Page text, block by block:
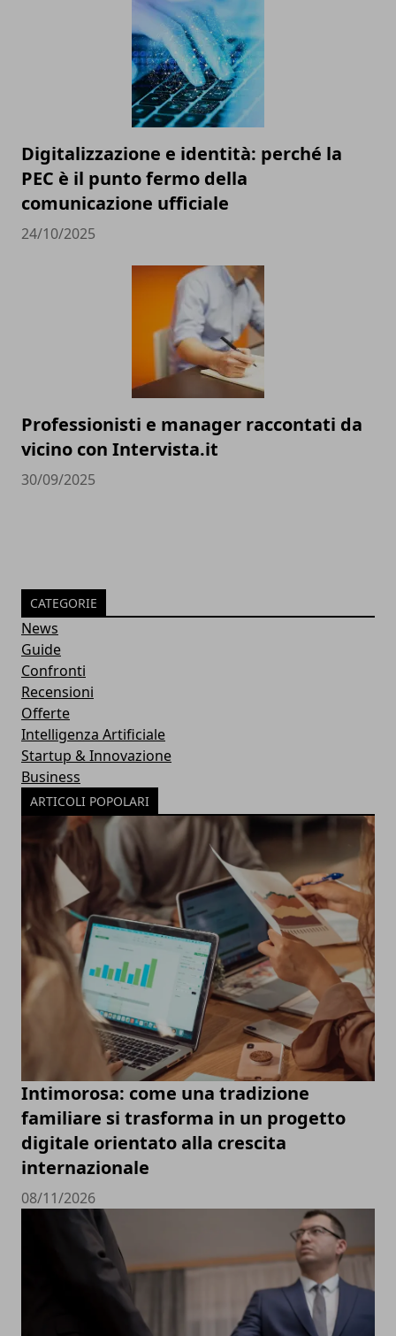
Digitalizzazione e identità: perché la
PEC è il punto fermo della
comunicazione ufficiale
24/10/2025
Professionisti e manager raccontati da
vicino con Intervista.it
30/09/2025
CATEGORIE
News
Guide
Confronti
Recensioni
Offerte
Intelligenza Artificiale
Startup & Innovazione
Business
ARTICOLI POPOLARI
Intimorosa: come una tradizione
familiare si trasforma in un progetto
digitale orientato alla crescita
internazionale
08/11/2026